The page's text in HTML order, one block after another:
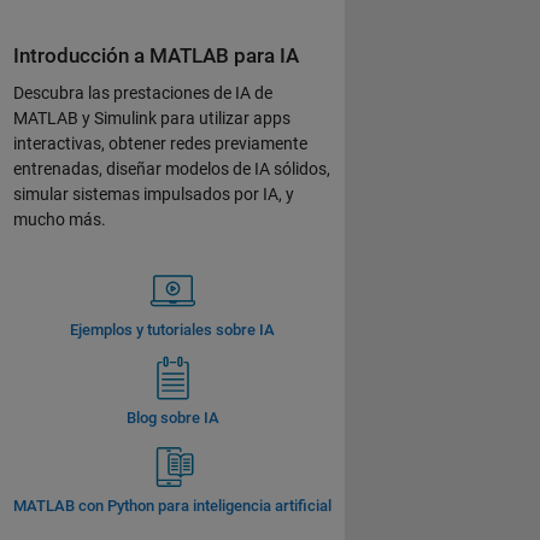
Introducción a MATLAB para IA
Descubra las prestaciones de IA de
MATLAB y Simulink para utilizar apps
interactivas, obtener redes previamente
entrenadas, diseñar modelos de IA sólidos,
simular sistemas impulsados por IA, y
mucho más.
Ejemplos y tutoriales sobre IA
Blog sobre IA
MATLAB con Python para inteligencia artificial